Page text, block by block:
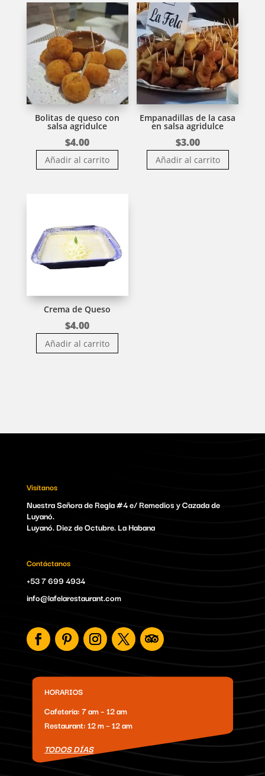
Bolitas de queso con
salsa agridulce
$4.00
Añadir al carrito
Empanadillas de la casa
en salsa agridulce
$3.00
Añadir al carrito
Crema de Queso
$4.00
Añadir al carrito
Visítanos
Nuestra Señora de Regla #4 e/ Remedios y Cazada de
Luyanó.
Luyanó. Diez de Octubre. La Habana
Contáctanos
+53 7 699 4934
info@lafelarestaurant.com
HORARIOS
Cafetería: 7 am – 12 am
Restaurant: 12 m – 12 am
TODOS DÍAS